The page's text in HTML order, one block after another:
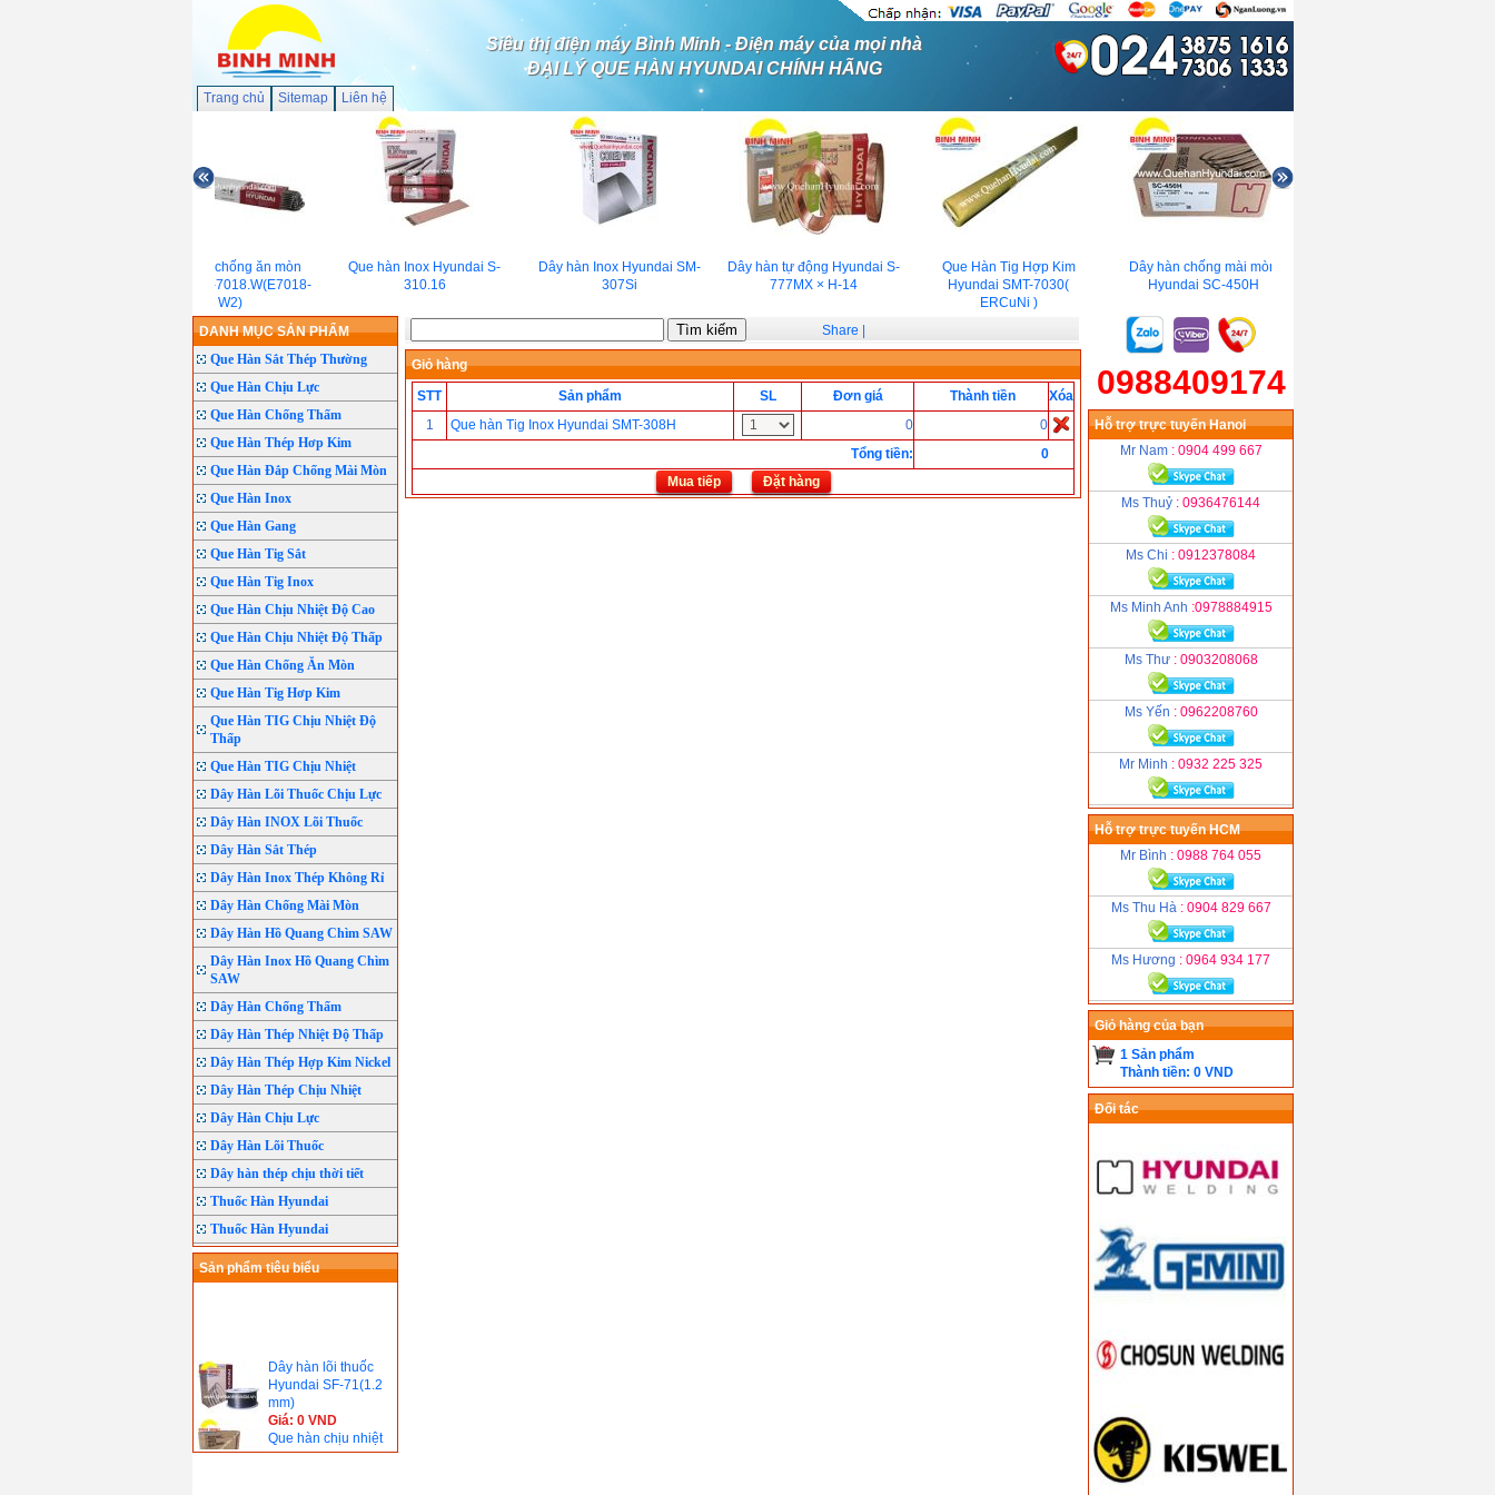
Siêu thị điện máy Bình Minh - Điện máy của mọi nhà
ĐẠI LÝ QUE HÀN HYUNDAI CHÍNH HÃNG
Trang chủ Sitemap Liên hệ
Que hàn chống ăn mòn
Hyundai S-7018.W(E7018-
W2)
Que hàn Inox Hyundai S-
310.16
Dây hàn Inox Hyundai SM-
307Si
Dây hàn tự động Hyundai S-
777MX × H-14
Que Hàn Tig Hợp Kim
Hyundai SMT-7030(
ERCuNi )
Dây hàn chống mài mòn
Hyundai SC-450H
DANH MỤC SẢN PHẨM
Que Hàn Sắt Thép Thường
Que Hàn Chịu Lực
Que Hàn Chống Thấm
Que Hàn Thép Hơp Kim
Que Hàn Đắp Chống Mài Mòn
Que Hàn Inox
Que Hàn Gang
Que Hàn Tig Sắt
Que Hàn Tig Inox
Que Hàn Chịu Nhiệt Độ Cao
Que Hàn Chịu Nhiệt Độ Thấp
Que Hàn Chống Ăn Mòn
Que Hàn Tig Hơp Kim
Que Hàn TIG Chịu Nhiệt Độ
Thấp
Que Hàn TIG Chịu Nhiệt
Dây Hàn Lõi Thuốc Chịu Lực
Dây Hàn INOX Lõi Thuốc
Dây Hàn Sắt Thép
Dây Hàn Inox Thép Không Rỉ
Dây Hàn Chống Mài Mòn
Dây Hàn Hồ Quang Chìm SAW
Dây Hàn Inox Hồ Quang Chìm
SAW
Dây Hàn Chống Thấm
Dây Hàn Thép Nhiệt Độ Thấp
Dây Hàn Thép Hợp Kim Nickel
Dây Hàn Thép Chịu Nhiệt
Dây Hàn Chịu Lực
Dây Hàn Lõi Thuốc
Dây hàn thép chịu thời tiết
Thuốc Hàn Hyundai
Thuốc Hàn Hyundai
Sản phẩm tiêu biểu
Dây hàn lõi thuốc
Hyundai SF-71(1.2
mm)
Giá: 0 VND
Que hàn chịu nhiệt
Hyundai S-8016.B2(
Share
Giỏ hàng
STT
Sản phẩm SL Đơn giá Thành tiền
Xóa
1
Que hàn Tig Inox Hyundai SMT-308H 0
0
Tổng tiền:
0
Mua tiếp
Đặt hàng
0988409174
Hỗ trợ trực tuyến Hanoi
Mr Nam : 0904 499 667
Ms Thuỷ : 0936476144
Ms Chi : 0912378084
Ms Minh Anh :0978884915
Ms Thư : 0903208068
Ms Yến : 0962208760
Mr Minh : 0932 225 325
Hỗ trợ trực tuyến HCM
Mr Bình : 0988 764 055
Ms Thu Hà : 0904 829 667
Ms Hương : 0964 934 177
Giỏ hàng của bạn
1 Sản phẩm
Thành tiền: 0 VND
Đối tác